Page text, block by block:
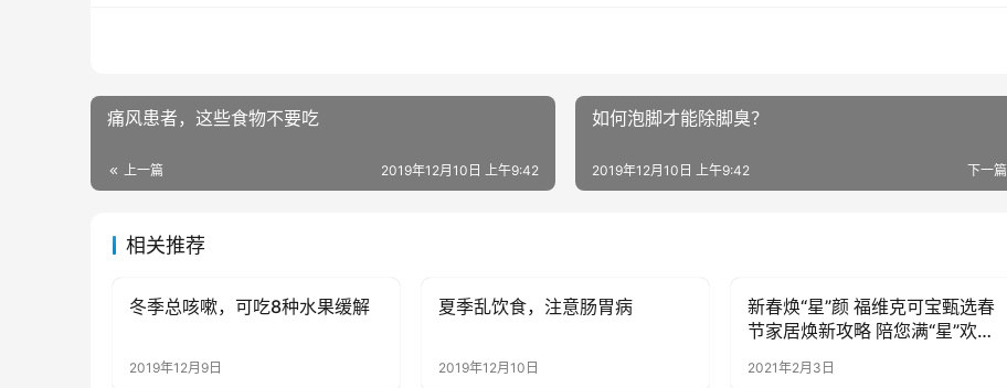
痛风患者，这些食物不要吃
上一篇 2019年12月10日 上午9:42
如何泡脚才能除脚臭？
下一篇
2019年12月10日 上午9:42
相关推荐
健康资讯
冬季总咳嗽，可吃8种水果缓解
2019年12月9日
健康资讯
夏季乱饮食，注意肠胃病
2019年12月10日
健康资讯
新春焕“星”颜 福维克可宝甄选春
节家居焕新攻略 陪您满“星”欢喜
过大年
2021年2月3日